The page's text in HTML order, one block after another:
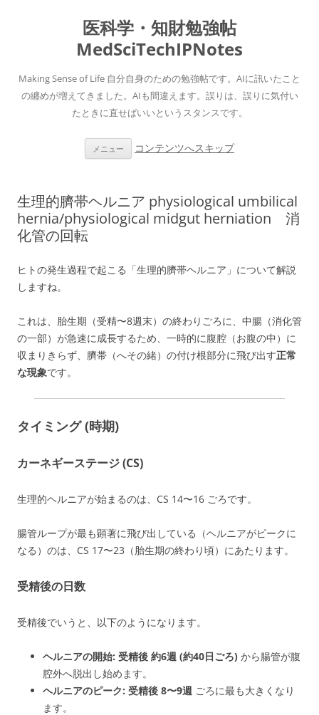
医科学・知財勉強帖
MedSciTechIPNotes
Making Sense of Life 自分自身のための勉強帖です。AIに訊いたこと
の纏めが増えてきました。AIも間違えます。誤りは、誤りに気付い
たときに直せばいいというスタンスです。
メニュー コンテンツへスキップ
生理的臍帯ヘルニア physiological umbilical
hernia/physiological midgut herniation 消
化管の回転
ヒトの発生過程で起こる「生理的臍帯ヘルニア」について解説
しますね。
これは、胎生期（受精〜8週末）の終わりごろに、中腸（消化管
の一部）が急速に成長するため、一時的に腹腔（お腹の中）に
収まりきらず、臍帯（へその緒）の付け根部分に飛び出す正常
な現象です。
タイミング (時期)
カーネギーステージ (CS)
生理的ヘルニアが始まるのは、CS 14〜16 ごろです。
腸管ループが最も顕著に飛び出している（ヘルニアがピークに
なる）のは、CS 17〜23（胎生期の終わり頃）にあたります。
受精後の日数
受精後でいうと、以下のようになります。
ヘルニアの開始: 受精後 約6週 (約40日ごろ) から腸管が腹
腔外へ脱出し始めます。
ヘルニアのピーク: 受精後 8〜9週 ごろに最も大きくなり
ます。